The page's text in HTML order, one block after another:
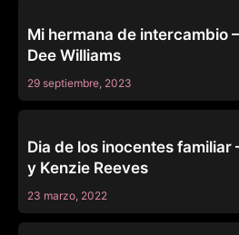
Mi hermana de intercambio
Dee Williams
29 septiembre, 2023
Dia de los inocentes familiar
y Kenzie Reeves
23 marzo, 2022